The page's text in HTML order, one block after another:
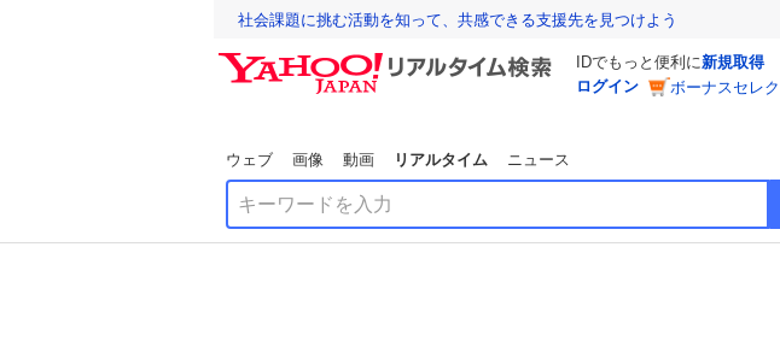
社会課題に挑む活動を知って、共感できる支援先を見つけよう
IDでもっと便利に新規取得
ログイン
ボーナスセレ
ウェブ 画像 動画 リアルタイム ニュース